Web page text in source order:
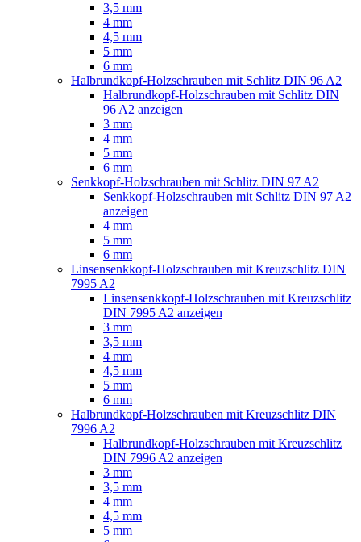
3,5 mm
4 mm
4,5 mm
5 mm
6 mm
Halbrundkopf-Holzschrauben mit Schlitz DIN 96 A2
Halbrundkopf-Holzschrauben mit Schlitz DIN
96 A2 anzeigen
3 mm
4 mm
5 mm
6 mm
Senkkopf-Holzschrauben mit Schlitz DIN 97 A2
Senkkopf-Holzschrauben mit Schlitz DIN 97 A2
anzeigen
4 mm
5 mm
6 mm
Linsensenkkopf-Holzschrauben mit Kreuzschlitz DIN
7995 A2
Linsensenkkopf-Holzschrauben mit Kreuzschlitz
DIN 7995 A2 anzeigen
3 mm
3,5 mm
4 mm
4,5 mm
5 mm
6 mm
Halbrundkopf-Holzschrauben mit Kreuzschlitz DIN
7996 A2
Halbrundkopf-Holzschrauben mit Kreuzschlitz
DIN 7996 A2 anzeigen
3 mm
3,5 mm
4 mm
4,5 mm
5 mm